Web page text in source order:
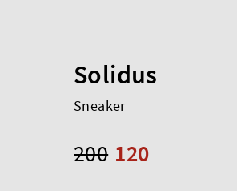
Solidus
Sneaker
120
200